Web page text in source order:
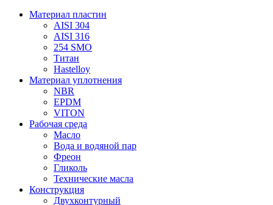
Материал пластин
AISI 304
AISI 316
254 SMO
Титан
Hastelloy
Материал уплотнения
NBR
EPDM
VITON
Рабочая среда
Масло
Вода и водяной пар
Фреон
Гликоль
Технические масла
Конструкция
Двухконтурный